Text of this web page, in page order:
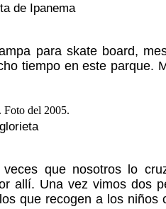
de Ipanema
para skate board,
tiempo en este parque.
que nosotros lo
allí. Una vez vimos dos
que recogen a los niños